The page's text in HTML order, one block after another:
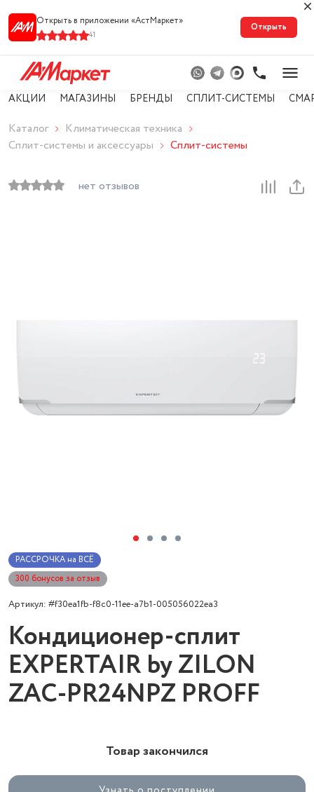
Открыть в приложении «АстМарке‪т‬»
41
Открыть
АКЦИИ МАГАЗИНЫ БРЕНДЫ СПЛИТ-СИСТЕМЫ
Каталог
Климатическая техника
Сплит-системы и аксессуары
Сплит-системы
нет отзывов
РАССРОЧКА на ВСЁ
300 бонусов за отзыв
Артикул: #f30ea1fb-f8c0-11ee-a7b1-005056022ea3
Кондиционер-сплит
EXPERTAIR by ZILON
ZAC-PR24NPZ PROFF
Товар закончился